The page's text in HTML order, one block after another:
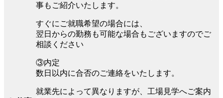
事もご紹介いたします。
すぐにご就職希望の場合には、
翌日からの勤務も可能な場合もございますのでご
相談ください
③内定
数日以内に合否のご連絡をいたします。
就業先によって異なりますが、工場見学へご案内